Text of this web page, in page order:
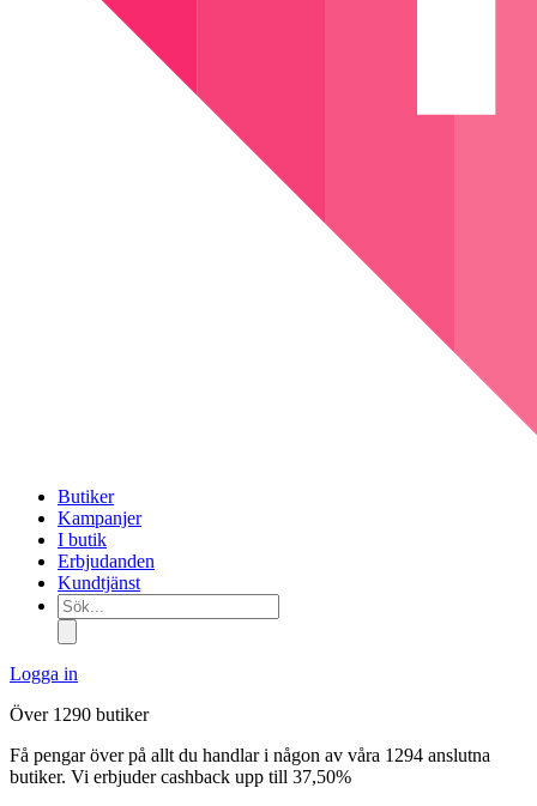
Butiker
Kampanjer
I butik
Erbjudanden
Kundtjänst
Sök...
Logga in
Över 1290 butiker
Få pengar över på allt du handlar i någon av våra 1294 anslutna
butiker. Vi erbjuder cashback upp till 37,50%